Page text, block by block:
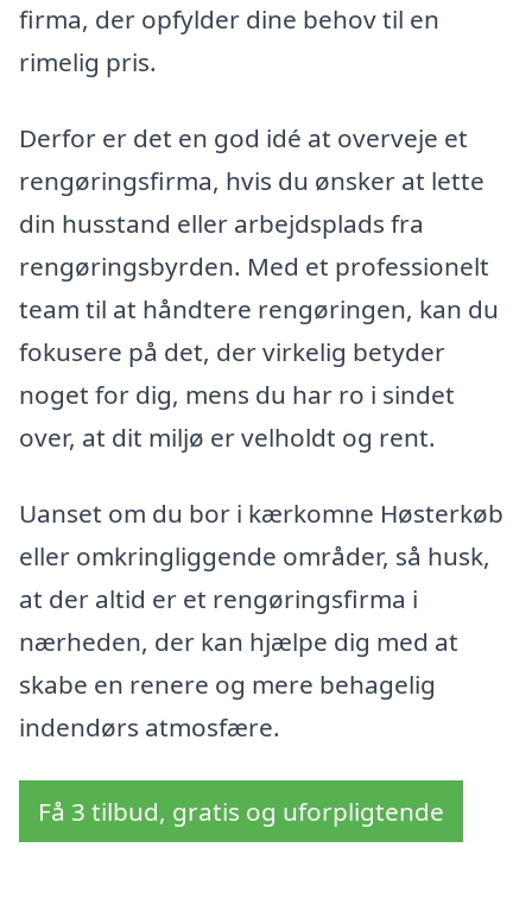
firma, der opfylder dine behov til en
rimelig pris.
Derfor er det en god idé at overveje et
rengøringsfirma, hvis du ønsker at lette
din husstand eller arbejdsplads fra
rengøringsbyrden. Med et professionelt
team til at håndtere rengøringen, kan du
fokusere på det, der virkelig betyder
noget for dig, mens du har ro i sindet
over, at dit miljø er velholdt og rent.
Uanset om du bor i kærkomne Høsterkøb
eller omkringliggende områder, så husk,
at der altid er et rengøringsfirma i
nærheden, der kan hjælpe dig med at
skabe en renere og mere behagelig
indendørs atmosfære.
Få 3 tilbud, gratis og uforpligtende